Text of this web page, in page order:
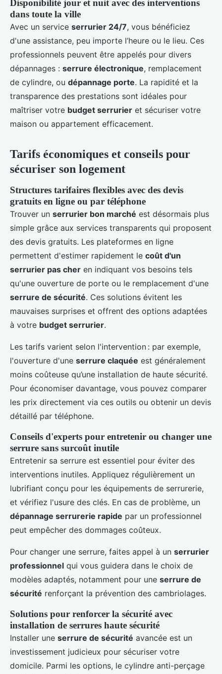
Disponibilité jour et nuit avec des interventions
dans toute la ville
Avec un service serrurier 24/7, vous bénéficiez
d'une assistance, peu importe l’heure ou le lieu. Ces
professionnels peuvent être appelés pour divers
dépannages : serrure électronique, remplacement
de cylindre, ou dépannage porte. La rapidité et la
transparence des prestations sont idéales pour
maîtriser votre budget serrurier et sécuriser votre
maison ou appartement efficacement.
Tarifs économiques et conseils pour
sécuriser son logement
Structures tarifaires flexibles avec des devis
gratuits en ligne ou par téléphone
Trouver un serrurier bon marché est désormais plus
simple grâce aux services transparents qui proposent
des devis gratuits. Les plateformes en ligne
permettent d'estimer rapidement le coût d'un
serrurier pas cher en indiquant vos besoins tels
qu'une ouverture de porte ou le remplacement d'une
serrure de sécurité. Ces solutions évitent les
mauvaises surprises et offrent des options adaptées
à votre budget serrurier.
Les tarifs varient selon l'intervention : par exemple,
l'ouverture d'une serrure claquée est généralement
moins coûteuse qu’une installation de haute sécurité.
Pour économiser davantage, vous pouvez comparer
les prix directement via ces outils ou obtenir un devis
détaillé par téléphone.
Conseils d'experts pour entretenir ou changer une
serrure sans surcoût inutile
Entretenir sa serrure est essentiel pour éviter des
interventions inutiles. Appliquez régulièrement un
lubrifiant conçu pour les équipements de serrurerie,
et vérifiez l'usure des clés. En cas de problème, un
dépannage serrurerie rapide par un professionnel
peut empêcher des dommages coûteux.
Pour changer une serrure, faites appel à un serrurier
professionnel qui vous guidera dans le choix de
modèles adaptés, notamment pour une serrure de
sécurité renforçant la prévention des cambriolages.
Solutions pour renforcer la sécurité avec
installation de serrures haute sécurité
Installer une serrure de sécurité avancée est un
investissement judicieux pour sécuriser votre
domicile. Parmi les options, le cylindre anti-perçage